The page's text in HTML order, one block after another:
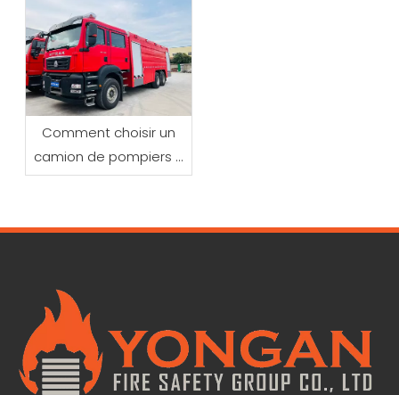
Comment choisir un
camion de pompiers à
mousse pour la lutte
industriels